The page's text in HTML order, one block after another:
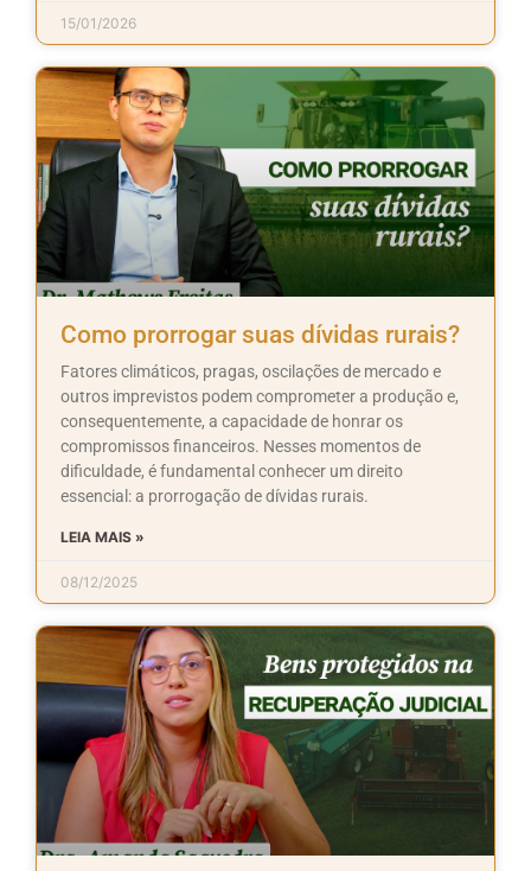
15/01/2026
Como prorrogar suas dívidas rurais?
Fatores climáticos, pragas, oscilações de mercado e
outros imprevistos podem comprometer a produção e,
consequentemente, a capacidade de honrar os
compromissos financeiros. Nesses momentos de
dificuldade, é fundamental conhecer um direito
essencial: a prorrogação de dívidas rurais.
LEIA MAIS »
08/12/2025